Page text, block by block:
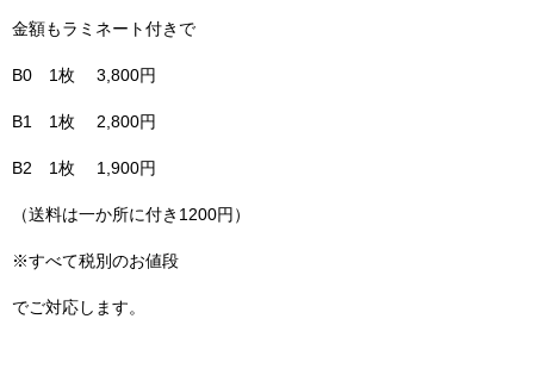
金額もラミネート付きで
B0 1枚 3,800円
B1 1枚 2,800円
B2 1枚 1,900円
（送料は一か所に付き1200円）
※すべて税別のお値段
でご対応します。